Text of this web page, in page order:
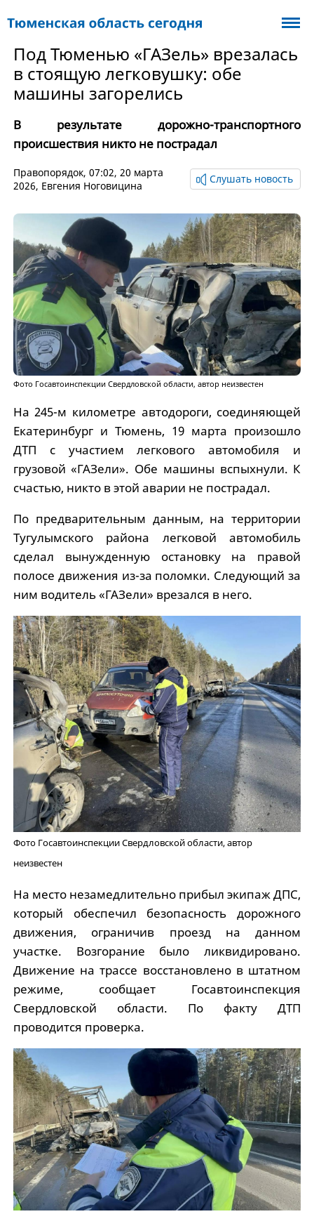
Под Тюменью «ГАЗель» врезалась
в стоящую легковушку: обе
машины загорелись
В результате дорожно-транспортного
происшествия никто не пострадал
Правопорядок, 07:02, 20 марта
2026, Евгения Ноговицина
Слушать новость
Фото Госавтоинспекции Свердловской области, автор неизвестен
На 245-м километре автодороги, соединяющей
Екатеринбург и Тюмень, 19 марта произошло
ДТП с участием легкового автомобиля и
грузовой «ГАЗели». Обе машины вспыхнули. К
счастью, никто в этой аварии не пострадал.
По предварительным данным, на территории
Тугулымского района легковой автомобиль
сделал вынужденную остановку на правой
полосе движения из-за поломки. Следующий за
ним водитель «ГАЗели» врезался в него.
Фото Госавтоинспекции Свердловской области, автор
неизвестен
На место незамедлительно прибыл экипаж ДПС,
который обеспечил безопасность дорожного
движения, ограничив проезд на данном
участке. Возгорание было ликвидировано.
Движение на трассе восстановлено в штатном
режиме, сообщает Госавтоинспекция
Свердловской области. По факту ДТП
проводится проверка.